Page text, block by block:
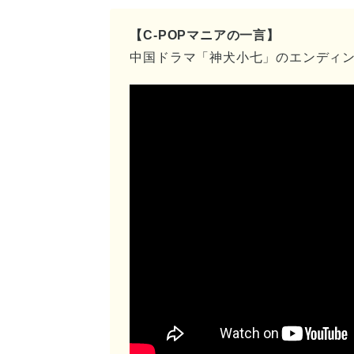
【C-POPマニアの一言】
中国ドラマ「神犬小七」のエンディ